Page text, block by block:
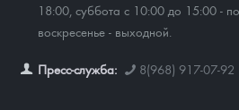
18:00, суббота с 10:00 до 15:00 - по
воскресенье - выходной.
Пресс-служба: 8(968) 917-07-92